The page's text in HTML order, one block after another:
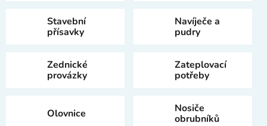
Stavební
přísavky
Navíječe a
pudry
Zednické
provázky
Zateplovací
potřeby
Olovnice
Nosiče
obrubníků